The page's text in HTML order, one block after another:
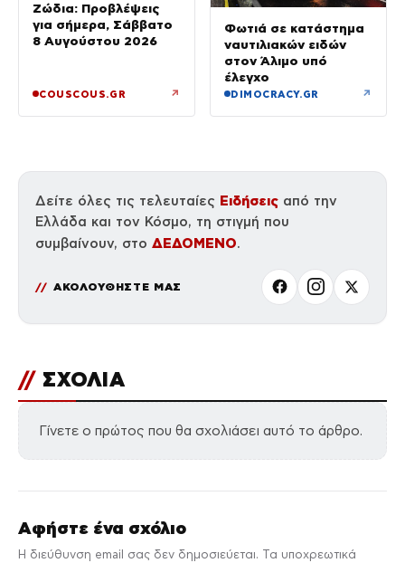
Ζώδια: Προβλέψεις
για σήμερα, Σάββατο
8 Αυγούστου 2026
COUSCOUS.GR ↗
Φωτιά σε κατάστημα
ναυτιλιακών ειδών
στον Άλιμο υπό
έλεγχο
DIMOCRACY.GR ↗
Δείτε όλες τις τελευταίες Ειδήσεις από την
Ελλάδα και τον Κόσμο, τη στιγμή που
συμβαίνουν, στο ΔΕΔΟΜΕΝΟ.
ΑΚΟΛΟΥΘΗΣΤΕ ΜΑΣ
// ΣΧΟΛΙΑ
Γίνετε ο πρώτος που θα σχολιάσει αυτό το άρθρο.
Αφήστε ένα σχόλιο
Η διεύθυνση email σας δεν δημοσιεύεται. Τα υποχρεωτικά